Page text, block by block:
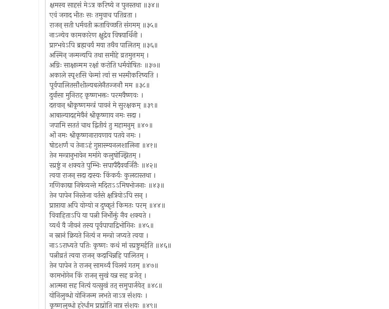
क्षमस्व साहसं मेऽत्र करिष्ये न पुनस्तथा ॥३४॥
एवं जगाद भीतः सः तमुवाच पतिव्रता ।
राजन् सती धर्मवती ऋताविच्छति संगमम् ॥३५॥
नाऽन्येव कामकारेण क्षुद्रेव विषयार्थिनी ।
प्राग्भवेऽपि ब्रह्मचर्यं मया तथैव पालितम् ॥३६॥
अस्मिन् जन्मन्यपि तथा समीहे व्रतमुत्तमम् ।
अग्निः साक्षान्मम रक्षां करोति धर्मयोषितः ॥३७॥
अकाले स्पृशसि चेन्मां त्वां स भस्मीकरिष्यति ।
पूर्वपालितसौशील्यबलेनैतज्जनौ मम ॥३८॥
दुर्वासा मुनिराट् कृष्णभक्तः परमवैष्णवः ।
दत्तवान् श्रीकृष्णमन्त्रं पावनं मे सुरक्षकम् ॥३९॥
आबाल्यादहमेवैनं श्रीकृष्णाय नमः सदा ।
जपामि सततं चाथ द्वितीयं तु महामनुम् ॥४०॥
ओं नमः श्रीकृष्णनारायणाय पतये नमः ।
षोडशर्णं च तेनाऽहं गुप्तास्म्यनलशालिना ॥४१॥
तेन मन्त्रानुभावेन ममांगे कलुषोज्झितम् ।
स्प्रष्टुं न शक्यते पुम्भिः सपापैदैववर्जितैः ॥४२॥
त्वया राजन् सदा दास्यः किंकर्यः कुलटास्तथा ।
गणिकाद्या निषेव्यन्ते मदिराऽऽमिषभोजनाः ॥४३॥
तेन पापेन निस्तेजा वर्तसे क्षत्रियोऽपि सन् ।
प्राप्ताया अपि योग्यो न दुष्कृतं किमतः परम् ॥४४॥
विवाहिताऽपि या पत्नी निर्भोक्तुं नैव शक्यते ।
व्यर्थं वै जीवनं तस्य पूर्वपापाद्रिभोगिनः ॥४५॥
न स्नानं क्रियते नित्यं न मन्त्रो जप्यते त्वया ।
नाऽऽराध्यते पतिः कृष्णः कथं मां स्प्रष्टुमर्हति ॥४६॥
पत्नीव्रतं त्वया राजन् कदाचिन्नहि पालितम् ।
तेन पापेन ते राजन् सामर्थ्यं विलयं गतम् ॥४७॥
कामभोगेन किं राजन् सुखं यन्न सह व्रजेत् ।
आत्मना सह नित्यं यत्सुखं तत् समुपार्जयेत् ॥४८॥
योनिलुब्धो योनिजन्म लभते नाऽत्र संशयः ।
कृष्णलुब्धो हरेर्धाम प्राप्नोति नात्र संशयः ॥४९॥